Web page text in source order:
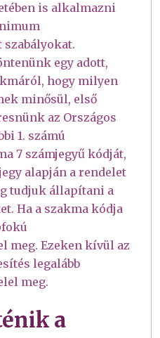
is alkalmazni
egy adott,
hogy milyen
minősül, első
az Országos
1. számú
7 számjegyű kódját,
alapján a rendelet
tudjuk állapítani a
Ha a szakma kódja
meg. Ezeken kívül az
legalább
meg.
a